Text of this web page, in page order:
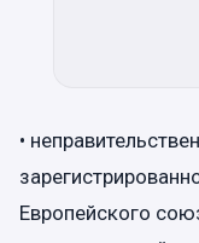
•
Европейского